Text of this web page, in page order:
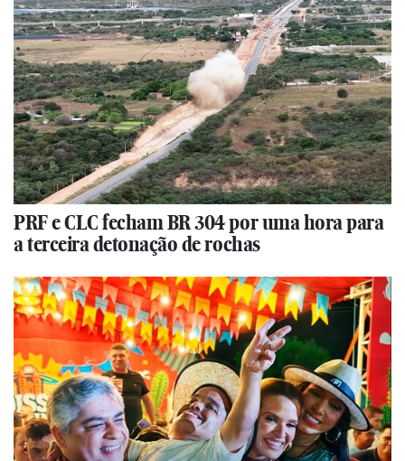
PRF e CLC fecham BR 304 por uma hora para
a terceira detonação de rochas